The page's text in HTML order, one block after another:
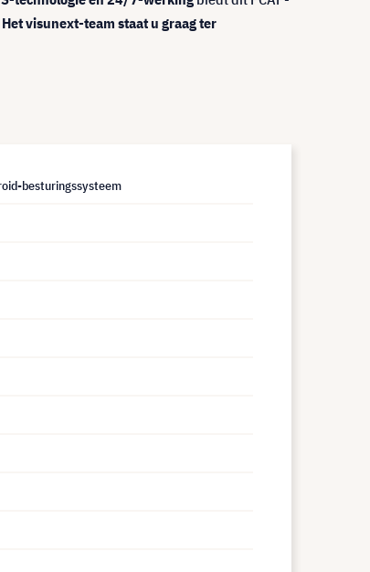
Het visunext-team staat u graag ter
besturingssysteem